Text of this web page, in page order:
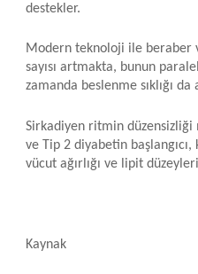
destekler.
Modern teknoloji ile beraber
sayısı artmakta, bunun
zamanda beslenme sıklığı
Sirkadiyen ritmin
ve Tip 2 diyabetin
vücut ağırlığı ve lipit
Kaynak